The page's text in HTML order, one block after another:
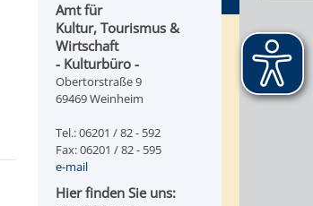
Amt für
Kultur, Tourismus &
Wirtschaft
- Kulturbüro -
Obertorstraße 9
69469 Weinheim
Tel.: 06201 / 82 - 592
Fax: 06201 / 82 - 595
e-mail
Hier finden Sie uns: